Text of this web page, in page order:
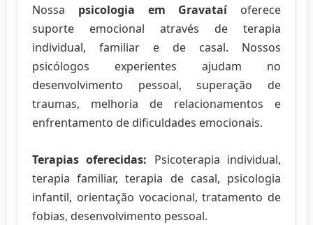
Nossa psicologia em Gravataíoferece
suporte emocional através de terapia
individual, familiar e de casal. Nossos
psicólogos experientes ajudam no
desenvolvimento pessoal, superação de
traumas, melhoria de relacionamentos e
enfrentamento de dificuldades emocionais.
Terapias oferecidas: Psicoterapia individual,
terapia familiar, terapia de casal, psicologia
infantil, orientação vocacional, tratamento de
fobias, desenvolvimento pessoal.